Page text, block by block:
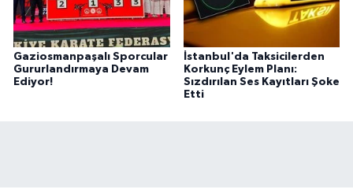
Gaziosmanpaşalı Sporcular
Gururlandırmaya Devam
Ediyor!
İstanbul'da Taksicilerden
Korkunç Eylem Planı:
Sızdırılan Ses Kayıtları Şoke
Etti